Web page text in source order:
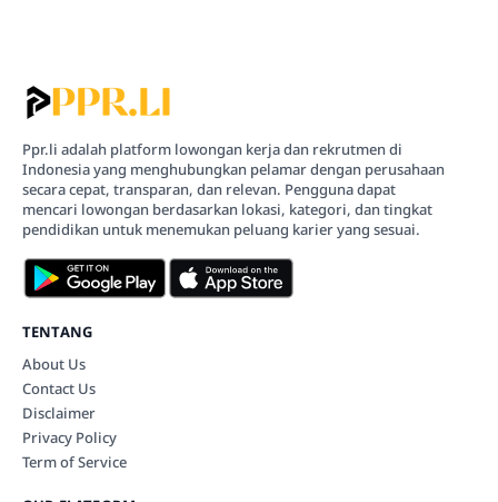
Ppr.li adalah platform lowongan kerja dan rekrutmen di
Indonesia yang menghubungkan pelamar dengan perusahaan
secara cepat, transparan, dan relevan. Pengguna dapat
mencari lowongan berdasarkan lokasi, kategori, dan tingkat
pendidikan untuk menemukan peluang karier yang sesuai.
TENTANG
About Us
Contact Us
Disclaimer
Privacy Policy
Term of Service